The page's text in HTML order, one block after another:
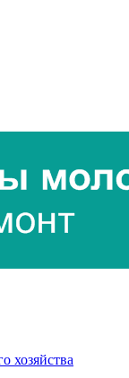
хозяйства